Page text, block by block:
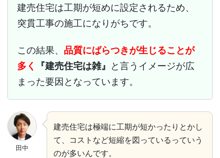
建売住宅は工期が短めに設定されるため、
突貫工事の施工になりがちです。
この結果、 品質にばらつきが生じることが
多く
『建売住宅は雑』
と言うイメージが広
まった要因となっています。
田中
建売住宅は極端に工期が短かったりとかし
て、コストなど短縮を図っているっていう
のが多いんです。